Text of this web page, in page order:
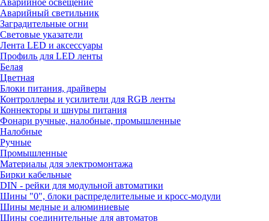
Аварийное освещение
Аварийный светильник
Заградительные огни
Световые указатели
Лента LED и аксессуары
Профиль для LED ленты
Белая
Цветная
Блоки питания, драйверы
Контроллеры и усилители для RGB ленты
Коннекторы и шнуры питания
Фонари ручные, налобные, промышленные
Налобные
Ручные
Промышленные
Материалы для электромонтажа
Бирки кабельные
DIN - рейки для модульной автоматики
Шины "0", блоки распределительные и кросс-модули
Шины медные и алюминиевые
Шины соединительные для автоматов